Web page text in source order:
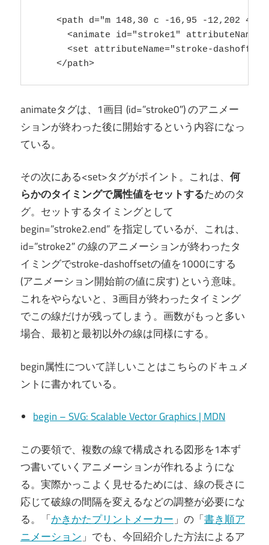
<path d="m 148,30 c -16,95 -12,202
<animate id="stroke1"
<set attributeName="stroke-
    </path>
animateタグは、1画目 (id=”stroke0″) のアニメー
ションが終わった後に開始するという内容になっ
ている。
その次にある<set>タグがポイント。これは、 何
らかのタイミングで属性値をセットするためのタ
グ。セットするタイミングとして
begin=”stroke2.end” を指定しているが、これは、
id=”stroke2″ の線のアニメーションが終わったタ
イミングでstroke-dashoffsetの値を1000にする
(アニメーション開始前の値に戻す) という意味。
これをやらないと、3画目が終わったタイミング
でこの線だけが残ってしまう。画数がもっと多い
場合、最初と最初以外の線は同様にする。
begin属性について詳しいことはこちらのドキュメ
ントに書かれている。
begin – SVG: Scalable Vector Graphics | MDN
この要領で、複数の線で構成される図形を1本ず
つ書いていくアニメーションが作れるようにな
る。実際かっこよく見せるためには、線の長さに
応じて破線の間隔を変えるなどの調整が必要にな
る。「かきかたプリントメーカー 」の「書き順ア
ニメーション 」でも、今回紹介した方法によるア